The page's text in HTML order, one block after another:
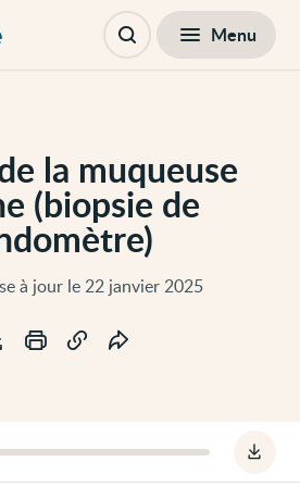
la muqueuse
(biopsie de
à jour le 22 janvier 2025
Ouvrir Menu
le
Fermer